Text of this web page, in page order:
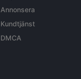
Annonsera
Kundtjänst
DMCA